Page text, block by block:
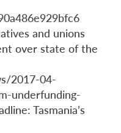
and unions
over state of the
2017-04-
underfunding-
Tasmania’s